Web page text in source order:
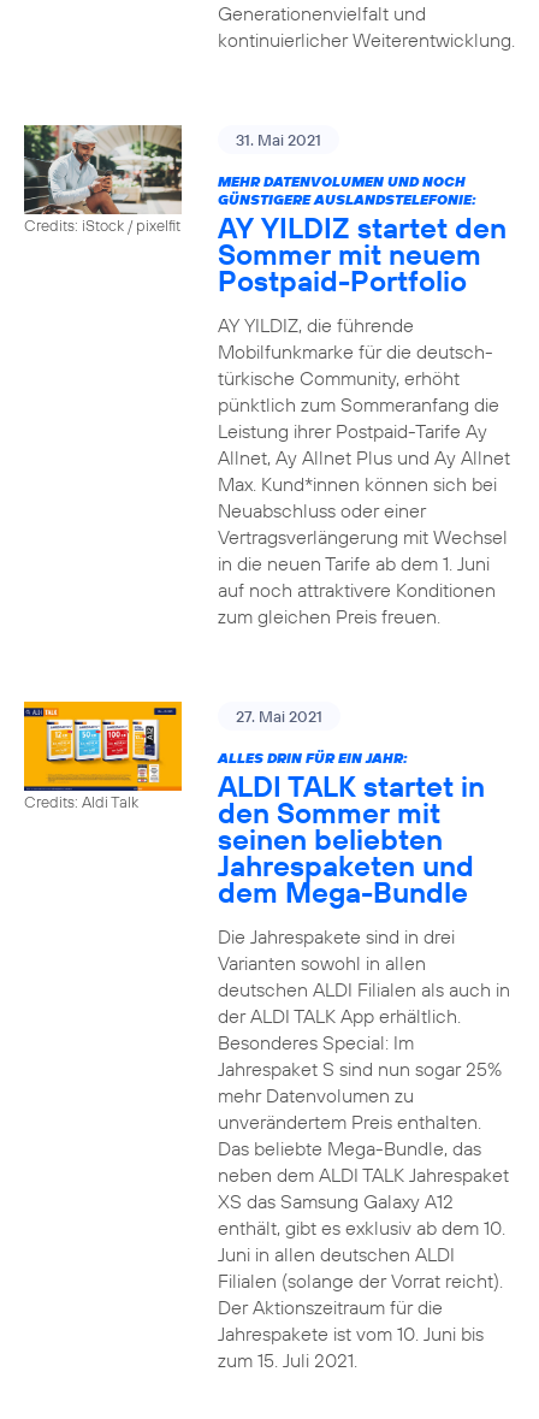
Generationenvielfalt und
kontinuierlicher Weiterentwicklung.
Credits: iStock / pixelfit
31. Mai 2021
MEHR DATENVOLUMEN UND NOCH
GÜNSTIGERE AUSLANDSTELEFONIE:
AY YILDIZ startet den
Sommer mit neuem
Postpaid-Portfolio
AY YILDIZ, die führende
Mobilfunkmarke für die deutsch-
türkische Community, erhöht
pünktlich zum Sommeranfang die
Leistung ihrer Postpaid-Tarife Ay
Allnet, Ay Allnet Plus und Ay Allnet
Max. Kund*innen können sich bei
Neuabschluss oder einer
Vertragsverlängerung mit Wechsel
in die neuen Tarife ab dem 1. Juni
auf noch attraktivere Konditionen
zum gleichen Preis freuen.
Credits: Aldi Talk
27. Mai 2021
ALLES DRIN FÜR EIN JAHR:
ALDI TALK startet in
den Sommer mit
seinen beliebten
Jahrespaketen und
dem Mega-Bundle
Die Jahrespakete sind in drei
Varianten sowohl in allen
deutschen ALDI Filialen als auch in
der ALDI TALK App erhältlich.
Besonderes Special: Im
Jahrespaket S sind nun sogar 25%
mehr Datenvolumen zu
unverändertem Preis enthalten.
Das beliebte Mega-Bundle, das
neben dem ALDI TALK Jahrespaket
XS das Samsung Galaxy A12
enthält, gibt es exklusiv ab dem 10.
Juni in allen deutschen ALDI
Filialen (solange der Vorrat reicht).
Der Aktionszeitraum für die
Jahrespakete ist vom 10. Juni bis
zum 15. Juli 2021.